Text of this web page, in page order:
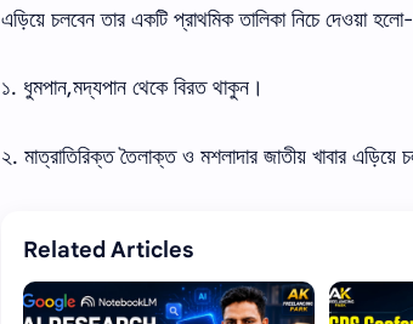
এড়িয়ে চলবেন তার একটি প্রাথমিক তালিকা নিচে দেওয়া হলো-
১. ধুমপান,মদ্যপান থেকে বিরত থাকুন।
২. মাত্রাতিরিক্ত তৈলাক্ত ও মশলাদার জাতীয় খাবার এড়িয়ে
Related Articles